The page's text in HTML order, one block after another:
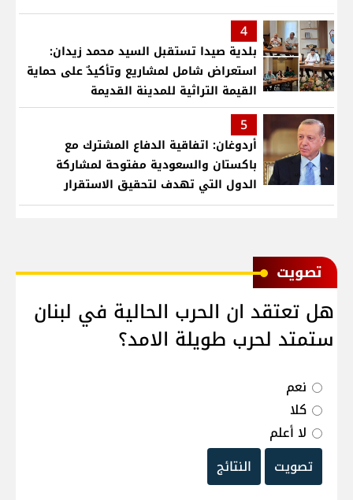
4
بلدية صيدا تستقبل السيد محمد زيدان:
استعراض شامل لمشاريع وتأكيدٌ على حماية
القيمة التراثية للمدينة القديمة
5
أردوغان: اتفاقية الدفاع المشترك مع
باكستان والسعودية مفتوحة لمشاركة
الدول التي تهدف لتحقيق الاستقرار
بمنطقتنا
ﺗﺼﻮﻳﺖ
هل تعتقد ان الحرب الحالية في لبنان
ستمتد لحرب طويلة الامد؟
نعم
كلا
لا أعلم
تصويت
النتائج